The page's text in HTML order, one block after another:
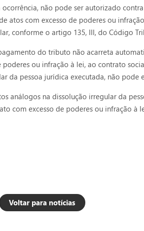
não pode ser autorizado
com excesso de poderes ou
conforme o artigo 135, III, do Código
do tributo não acarreta
ou infração à lei, ao contrato
pessoa jurídica executada, não pode
análogos na dissolução irregular da
com excesso de poderes ou infração à
Voltar para notícias